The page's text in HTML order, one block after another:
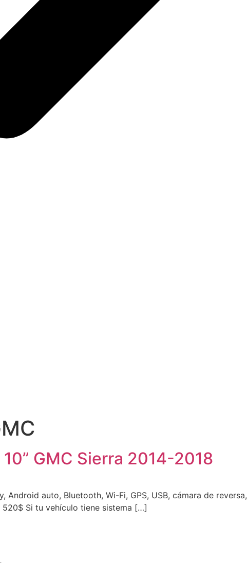
GMC Sierra 2014-2018
Android auto, Bluetooth, Wi-Fi, GPS, USB, cámara de
Si tu vehículo tiene sistema […]